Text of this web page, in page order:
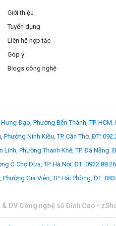
Giới thiệu
Tuyển dụng
Liên hệ hợp tác
Góp ý
Blogs công nghệ
Đạo, Phường Bến Thành, TP.
Phường Ninh Kiều, TP. Cần Thơ. ĐT:
Linh, Phường Thanh Khê, TP. Đà Nẵng.
Ô Chợ Dừa, TP. Hà Nội, ĐT: 0922 88
Phường Gia Viên, TP. Hải Phòng, ĐT:
DV Công nghệ số Đỉnh Cao -